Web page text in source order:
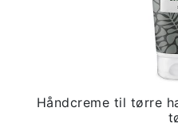
Håndcreme til tørre